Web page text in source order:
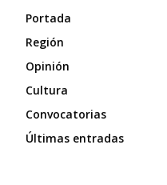
Portada
Región
Opinión
Cultura
Convocatorias
Últimas entradas